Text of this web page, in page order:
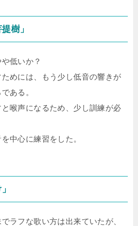
樹」
低いか？
めには、もう少し低音の響きが
ある。
喉声になるため、少し訓練が必
中心に練習をした。
ラフな歌い方は出来ていたが、